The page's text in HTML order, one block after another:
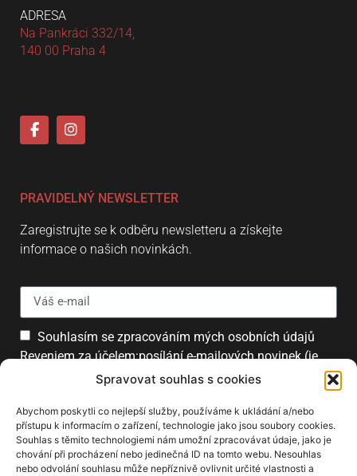
Spravovat souhlas s cookies
Abychom poskytli co nejlepší služby, používáme k ukládání a/nebo
přístupu k informacím o zařízení, technologie jako jsou soubory cookies.
Souhlas s těmito technologiemi nám umožní zpracovávat údaje, jako je
chování při procházení nebo jedinečná ID na tomto webu. Nesouhlas
nebo odvolání souhlasu může nepříznivě ovlivnit určité vlastnosti a
ADRESA
Na Pankráci 332/14,
140 00 Praha 4
PRAVIDELNÝ NEWSLETTER
Zaregistrujte se k odběru newsletteru a získejte
informace o našich novinkách.
Souhlasím se zpracováním mých osobních údajů
Reveniem za účelem:posílání e-mailových novinek (je
možné se kdykoliv odhlásit).
Přihlásit